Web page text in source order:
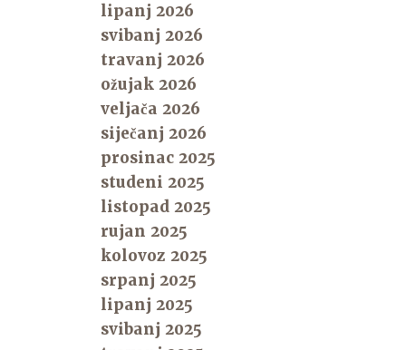
lipanj 2026
svibanj 2026
travanj 2026
ožujak 2026
veljača 2026
siječanj 2026
prosinac 2025
studeni 2025
listopad 2025
rujan 2025
kolovoz 2025
srpanj 2025
lipanj 2025
svibanj 2025